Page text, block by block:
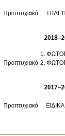
Προπτυχιακό
Προπτυχιακό
Προπτυχιακό